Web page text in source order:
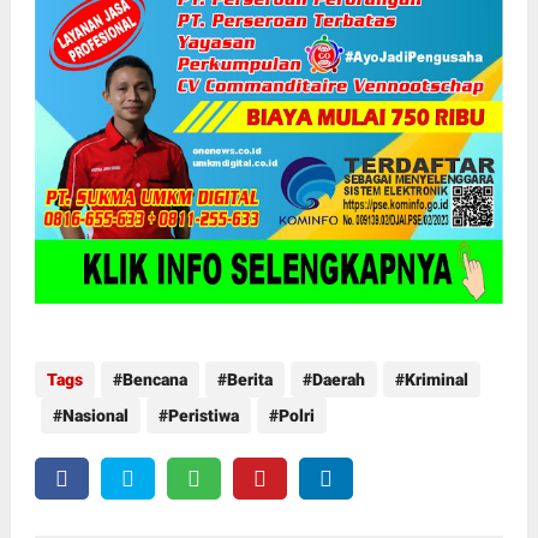
Tags Bencana Berita Daerah
Kriminal
Nasional
Peristiwa Polri